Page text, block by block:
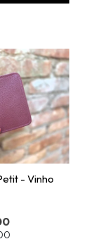
- Vinho
via PIX